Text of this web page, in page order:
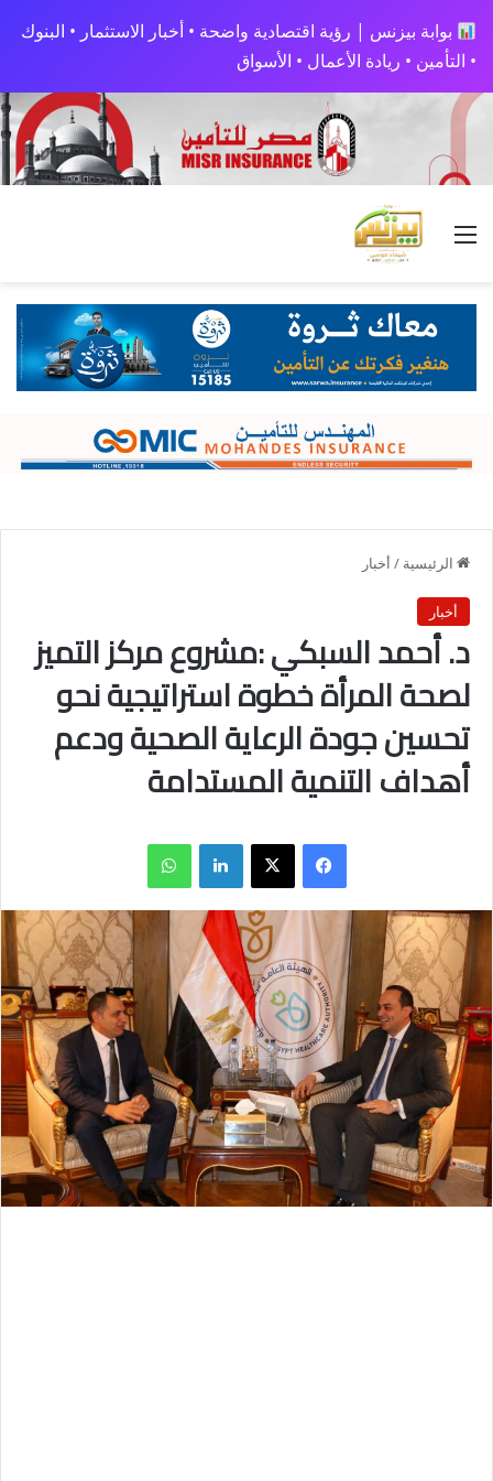
بوابة بيزنس | رؤية اقتصادية واضحة • أخبار الاستثمار • البنوك
• التأمين • ريادة الأعمال • الأسواق
القائمة
الرئيسية / أخبار
أخبار
د. أحمد السبكي :مشروع مركز التميز
لصحة المرأة خطوة استراتيجية نحو
تحسين جودة الرعاية الصحية ودعم
أهداف التنمية المستدامة
فيسبوك X لينكدإن